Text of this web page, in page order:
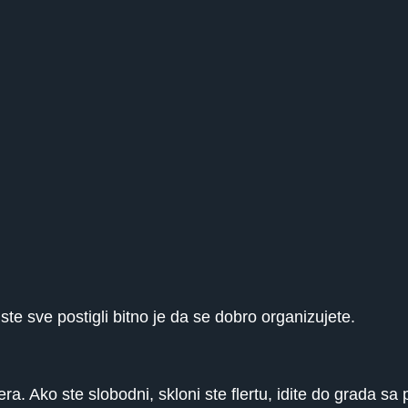
sve postigli bitno je da se dobro organizujete.
Ako ste slobodni, skloni ste flertu, idite do grada sa